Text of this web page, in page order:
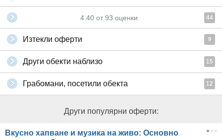
4.40 от 93 оценки 44
Изтекли оферти 9
Други обекти наблизо 15
Грабомани, посетили обекта 12
Други популярни оферти:
Вкусно хапване и музика на живо: Основно